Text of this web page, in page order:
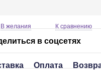
В желания К сравнению
в соцсетях
Оплата